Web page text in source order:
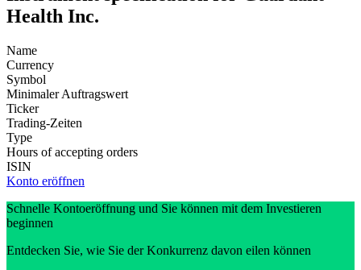
Health Inc.
Name
Currency
Symbol
Minimaler Auftragswert
Ticker
Trading-Zeiten
Type
Hours of accepting orders
ISIN
Konto eröffnen
Schnelle Kontoeröffnung und Sie können mit dem Investieren
beginnen
Entdecken Sie, wie Sie der Konkurrenz davon eilen können